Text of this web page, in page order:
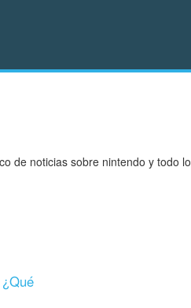
de noticias sobre nintendo y todo